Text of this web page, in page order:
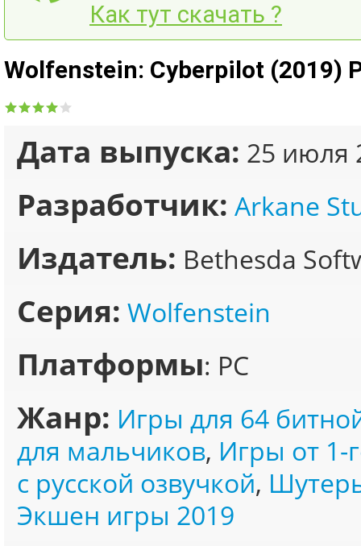
Как тут скачать ?
Wolfenstein: Cyberpilot (2019)
Дата выпуска: 25 июля
Разработчик: Arkane
Издатель: Bethesda
Серия: Wolfenstein
Платформы: PC
Жанр: Игры для 64
для мальчиков, Игры от 1-
с русской озвучкой,
Экшен игры 2019